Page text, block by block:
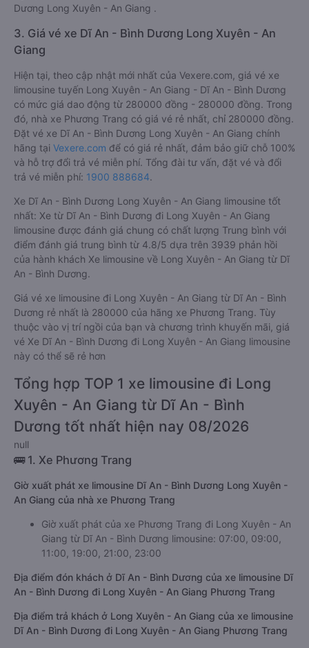
Dương Long Xuyên - An Giang .
3. Giá vé xe Dĩ An - Bình Dương Long Xuyên - An
Giang
Hiện tại, theo cập nhật mới nhất của Vexere.com, giá vé xe
limousine tuyến Long Xuyên - An Giang - Dĩ An - Bình Dương
có mức giá dao động từ 280000 đồng - 280000 đồng. Trong
đó, nhà xe Phương Trang có giá vé rẻ nhất, chỉ 280000 đồng.
Đặt vé xe Dĩ An - Bình Dương Long Xuyên - An Giang chính
hãng tại Vexere.com để có giá rẻ nhất, đảm bảo giữ chỗ 100%
và hỗ trợ đổi trả vé miễn phí. Tổng đài tư vấn, đặt vé và đổi
trả vé miễn phí: 1900 888684.
Xe Dĩ An - Bình Dương Long Xuyên - An Giang limousine tốt
nhất: Xe từ Dĩ An - Bình Dương đi Long Xuyên - An Giang
limousine được đánh giá chung có chất lượng Trung bình với
điểm đánh giá trung bình từ 4.8/5 dựa trên 3939 phản hồi
của hành khách Xe limousine về Long Xuyên - An Giang từ Dĩ
An - Bình Dương.
Giá vé xe limousine đi Long Xuyên - An Giang từ Dĩ An - Bình
Dương rẻ nhất là 280000 của hãng xe Phương Trang. Tùy
thuộc vào vị trí ngồi của bạn và chương trình khuyến mãi, giá
vé Xe Dĩ An - Bình Dương đi Long Xuyên - An Giang limousine
này có thể sẽ rẻ hơn
Tổng hợp TOP 1 xe limousine đi Long
Xuyên - An Giang từ Dĩ An - Bình
Dương tốt nhất hiện nay 08/2026
null
🚌 1. Xe Phương Trang
Giờ xuất phát xe limousine Dĩ An - Bình Dương Long Xuyên -
An Giang của nhà xe Phương Trang
Giờ xuất phát của xe Phương Trang đi Long Xuyên - An
Giang từ Dĩ An - Bình Dương limousine: 07:00, 09:00,
11:00, 19:00, 21:00, 23:00
Địa điểm đón khách ở Dĩ An - Bình Dương của xe limousine Dĩ
An - Bình Dương đi Long Xuyên - An Giang Phương Trang
Địa điểm trả khách ở Long Xuyên - An Giang của xe limousine
Dĩ An - Bình Dương đi Long Xuyên - An Giang Phương Trang